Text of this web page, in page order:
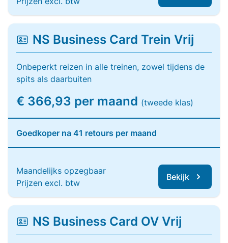
NS Business Card Trein Vrij
Onbeperkt reizen in alle treinen, zowel tijdens de
spits als daarbuiten
€ 366,93 per maand (tweede klas)
Goedkoper na 41 retours per maand
Maandelijks opzegbaar
Prijzen excl. btw
Bekijk
NS Business Card OV Vrij